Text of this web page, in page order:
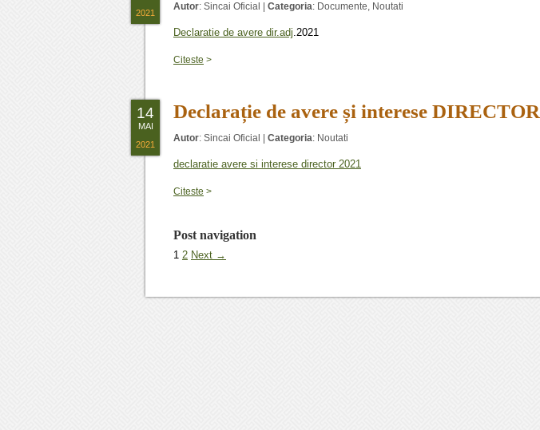
Autor: Sincai Oficial Categoria: Documente, Noutati
Declaratie de avere dir.adj.2021
Citeste >
2021
Declarație de avere și interese DIRECTOR
Autor: Sincai Oficial Categoria: Noutati
declaratie avere si interese director 2021
Citeste >
14
MAI
2021
Post navigation
1 2 Next →